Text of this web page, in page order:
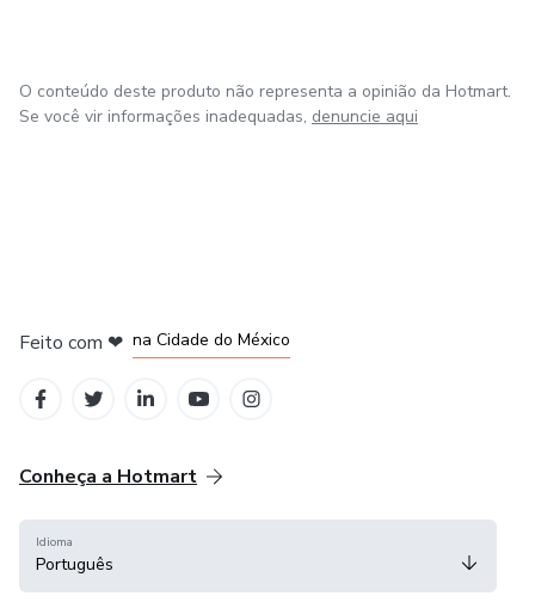
O conteúdo deste produto não representa a opinião da Hotmart.
Se você vir informações inadequadas, denuncie aqui
Feito com ❤ na Cidade do México
Conheça a Hotmart
Idioma
Português